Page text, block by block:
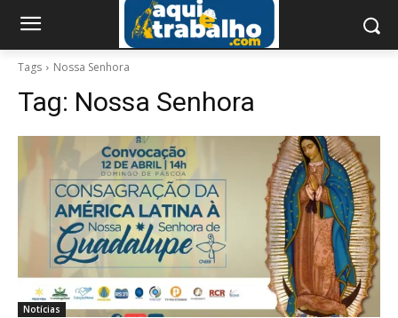
Tags Nossa Senhora
Tag: Nossa Senhora
Notícias